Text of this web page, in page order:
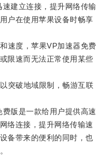
建立连接，提升网络传输
户在使用苹果设备时畅享
度，苹果VP加速器免费
限速而无法正常使用某些
破地域限制，畅游互联
版是一款给用户提供高速
络连接，提升网络传输速
备带来的便利的同时，也